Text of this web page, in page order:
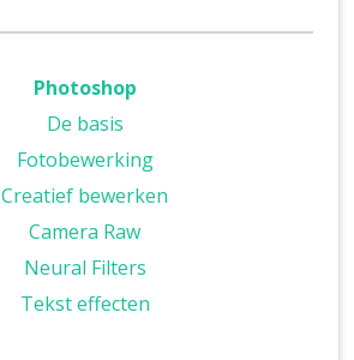
Photoshop
De basis
Fotobewerking
Creatief bewerken
Camera Raw
Neural Filters
Tekst effecten